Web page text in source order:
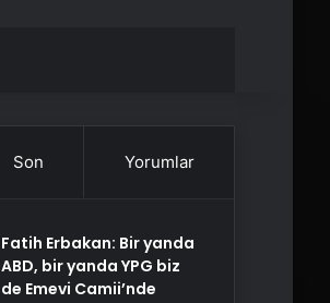
Son Yorumlar
Fatih Erbakan: Bir yanda
ABD, bir yanda YPG biz
de Emevi Camii’nde